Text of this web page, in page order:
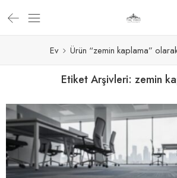
Ev Ürün “zemin kaplama”
Etiket Arşivleri: zemin